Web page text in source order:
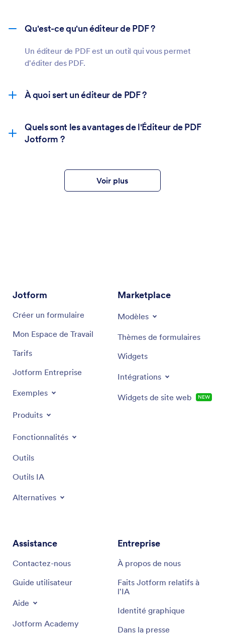
Qu'est-ce qu'un éditeur de PDF ?
Un éditeur de PDF est un outil qui vous permet
d'éditer des PDF.
À quoi sert un éditeur de PDF ?
Quels sont les avantages de l'Éditeur de PDF
Jotform ?
Voir plus
Jotform
Créer un formulaire
Mon Espace de Travail
Tarifs
Jotform Entreprise
Exemples
Produits
Fonctionnalités
Outils
Outils IA
Alternatives
Marketplace
Modèles
Thèmes de formulaires
Widgets
Intégrations
Widgets de site web NEW
Assistance
Contactez-nous
Guide utilisateur
Aide
Jotform Academy
Entreprise
À propos de nous
Faits Jotform relatifs à
l'IA
Identité graphique
Dans la presse